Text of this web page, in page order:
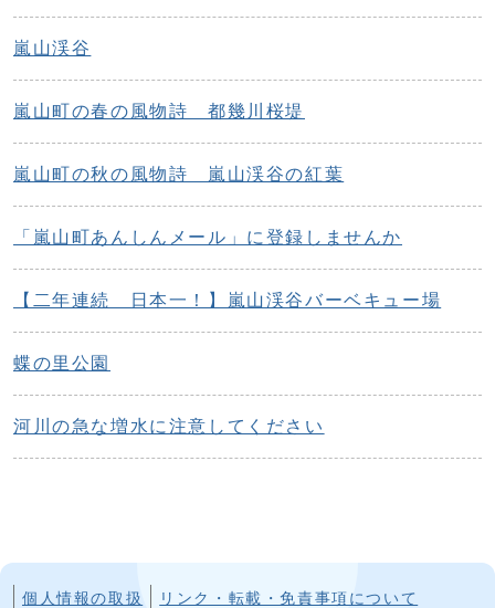
嵐山渓谷
嵐山町の春の風物詩 都幾川桜堤
嵐山町の秋の風物詩 嵐山渓谷の紅葉
「嵐山町あんしんメール」に登録しませんか
【二年連続 日本一！】嵐山渓谷バーベキュー場
蝶の里公園
河川の急な増水に注意してください
個人情報の取扱 リンク・転載・免責事項について